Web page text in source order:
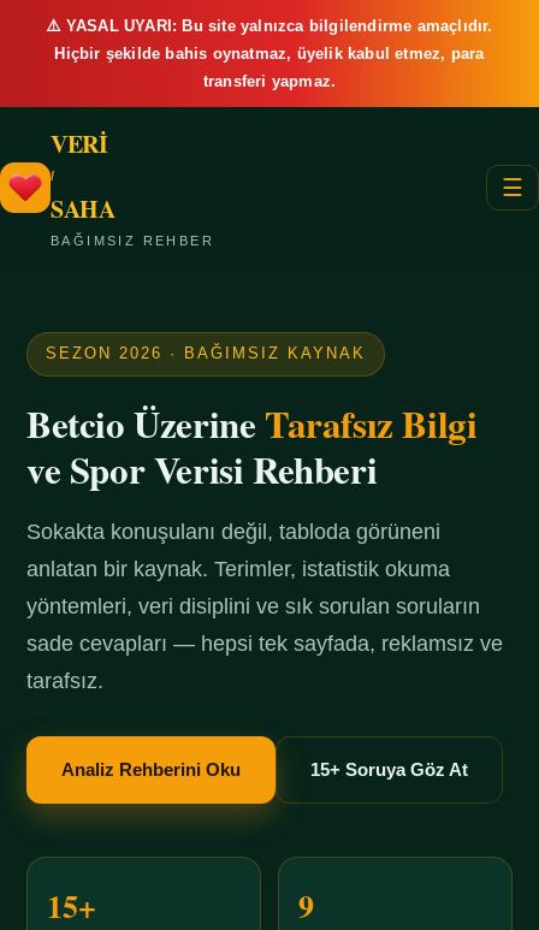
⚠️ YASAL UYARI: Bu site yalnızca bilgilendirme amaçlıdır.
Hiçbir şekilde bahis oynatmaz, üyelik kabul etmez, para
transferi yapmaz.
VERİ
/
SAHA
BAĞIMSIZ REHBER
☰
SEZON 2026 · BAĞIMSIZ KAYNAK
Betcio ÜzerineTarafsız Bilgi
ve Spor Verisi Rehberi
Sokakta konuşulanı değil, tabloda görüneni
anlatan bir kaynak. Terimler, istatistik okuma
yöntemleri, veri disiplini ve sık sorulan soruların
sade cevapları — hepsi tek sayfada, reklamsız ve
tarafsız.
Analiz Rehberini Oku 15+ Soruya Göz At
15+ 9